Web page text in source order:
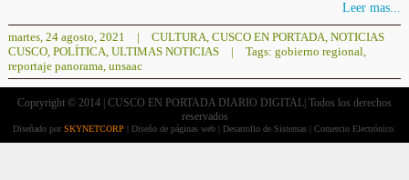
Leer mas...
martes, 24 agosto, 2021 | CULTURA, CUSCO EN PORTADA, NOTICIAS
CUSCO, POLÍTICA, ULTIMAS NOTICIAS | Tags: gobierno regional,
reportaje panorama, unsaac
Copryright © 2014 | CUSCO EN PORTADA DIARIO DIGITAL| Todos los derechos
reservados
Diseñado por SKYNETCORP | Diseño de páginas web | Desarrollo de Sistemas | Comercio Electrónico.